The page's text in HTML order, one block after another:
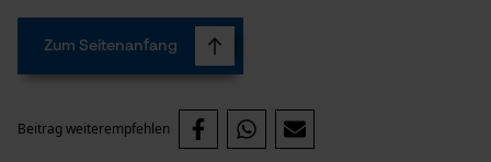
Zum Seitenanfang
Beitrag weiterempfehlen
Statistik Cookies